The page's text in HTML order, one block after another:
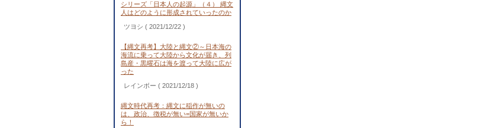
シリーズ「日本人の起源」（４） 縄文
人はどのように形成されていったのか
ツヨシ ( 2021/12/22 )
【縄文再考】大陸と縄文②～日本海の
海流に乗って大陸から文化が届き、列
島産・黒曜石は海を渡って大陸に広が
った
レインボー ( 2021/12/18 )
縄文時代再考：縄文に稲作が無いの
は、政治、徴税が無い=国家が無いか
ら！